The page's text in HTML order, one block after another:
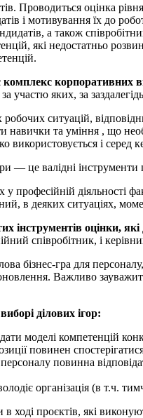
Проводиться оцінка
і мотивування їх до
а також
які недостатньо
комплекс корпоративних
участю яких, за
робочих ситуацій,
та уміння , що
і серед
— це валідні
професійній діяльності
в деяких ситуаціях,
інструментів оцінки,
співробітник, і
бізнес-гра для
оновлення. Важливо
ділових ігор:
моделі компетенцій
повинен
повинна
організація (в т.ч.
ході проєктів, які